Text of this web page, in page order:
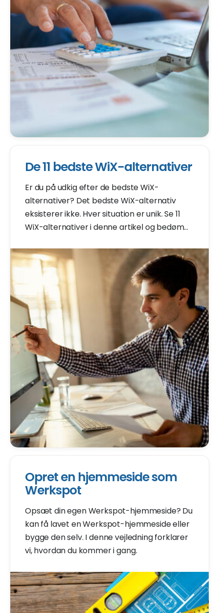
De 11 bedste WiX-alternativer
Er du på udkig efter de bedste WiX-
alternativer? Det bedste WiX-alternativ
eksisterer ikke. Hver situation er unik. Se 11
WiX-alternativer i denne artikel og bedøm
Opret en hjemmeside som
Werkspot
Opsæt din egen Werkspot-hjemmeside? Du
kan få lavet en Werkspot-hjemmeside eller
bygge den selv. I denne vejledning forklarer
vi, hvordan du kommer i gang.